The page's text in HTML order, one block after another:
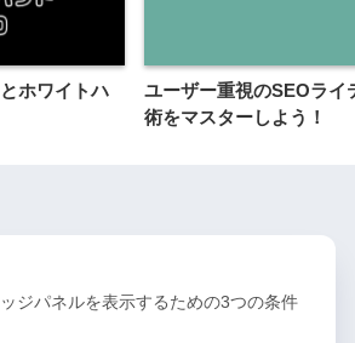
ホワイトハ
ユーザー重視のSEOライ
術をマスターしよう！
ジパネルを表示するための3つの条件